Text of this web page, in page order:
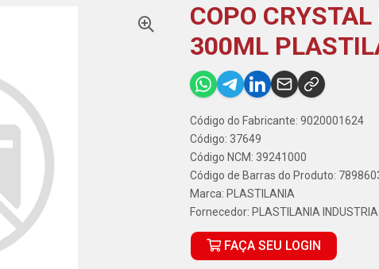
COPO
300ML
Código do Fabricante: 9020001624
Código: 37649
Código NCM: 39241000
Código de Barras do Produto:
Marca: PLASTILANIA
Fornecedor: PLASTILANIA
FAÇA SEU LOGIN